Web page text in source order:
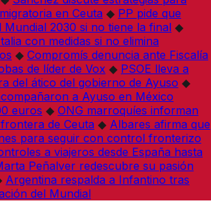
en Ceuta ◆ PP pide que
Mundial 2030 si no tiene la final ◆
con medidas si no elimina
◆ Compromís denuncia ante Fiscalía
de líder de Vox ◆ PSOE lleva a
del ático del gobierno de Ayuso ◆
a Ayuso en México
euros ◆ ONG marroquíes informan
de Ceuta ◆ Albares afirma que
para seguir con control fronterizo
a viajeros desde España hasta
Peñalver redescubre su pasión
Argentina respalda a Infantino tras
del Mundial